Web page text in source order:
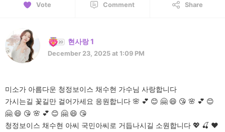
Vote Comment Share
현사랑 1
December 23, 2025 at 1:09 PM
미소가 아름다운 청정보이스 채수현 가수님 사랑합니다
가시는길 꽃길만 걸어가세요 응원합니다 🌸 💕 😊 🤗 😄 😘 🌸 💕 😊
🤗 😄 😘 🌸 💕 😊 🤗 😄 😘
청정보이스 채수현 아씨 국민아씨로 거듭나시길 소원합니다 💖 🍒 ♥️